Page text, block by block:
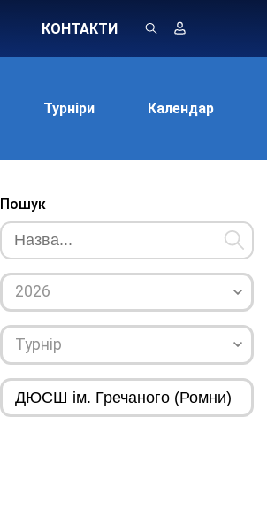
КОНТАКТИ
Турніри Календар
Пошук
2026
Турнір